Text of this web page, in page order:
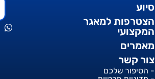
סיוע
הצטרפות למאגר
המקצועי
מאמרים
צור קשר
- הסיפור שלכם